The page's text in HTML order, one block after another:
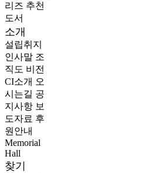
리즈 추천
도서
소개
설립취지
인사말 조
직도 비전
CI소개 오
시는길 공
지사항 보
도자료 후
원안내
Memorial
Hall
찾기